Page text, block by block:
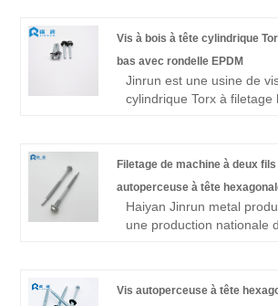
d'exportation annuel de
tonnes, est un fournisseur
nous sommes heureux de
vis autotaraudeuse pour
Vis à bois à tête cylindrique
bas avec rondelle EPDM
Jinrun est une usine de
cylindrique Torx à filetage
fabricant très compétitif.
Filetage de machine à deux
autoperceuse à tête
Haiyan Jinrun metal
une production nationale
sous le nom de « capitale
Vis autoperceuse à tête